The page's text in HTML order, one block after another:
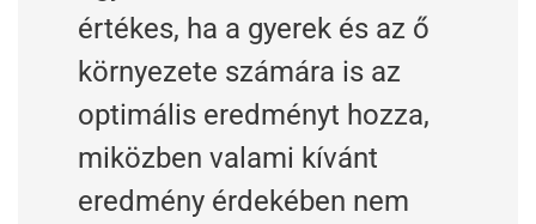
értékes, ha a gyerek és az ő
környezete számára is az
optimális eredményt hozza,
miközben valami kívánt
eredmény érdekében nem